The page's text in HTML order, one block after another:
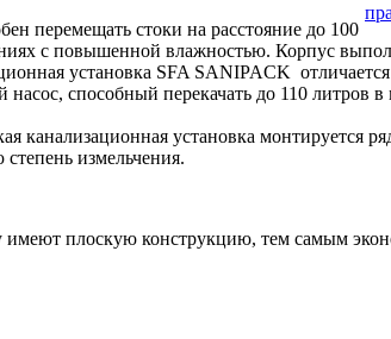
перемещать стоки на расстояние до 100
с повышенной влажностью. Корпус
установка SFA SANIPACK
способный перекачать до 110 литров
канализационная установка монтируется
измельчения.
имеют плоскую конструкцию, тем самым